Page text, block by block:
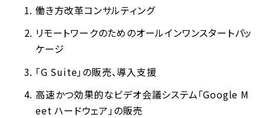
働き方改革コンサルティング
リモートワークのためのオールインワンスタートパッ
ケージ
「G Suite」の販売、導入支援
高速かつ効果的なビデオ会議システム「Google M
eet ハードウェア」の販売